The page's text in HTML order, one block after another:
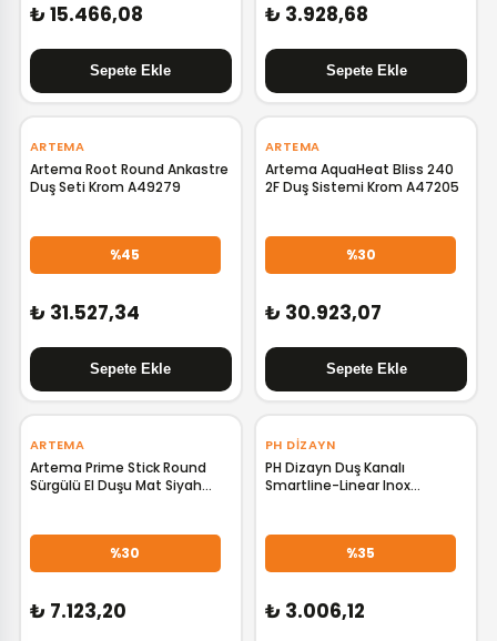
₺ 15.466,08 ₺ 3.928,68
ARTEMA
Artema Root Round Ankastre
Duş Seti Krom A49279
%45
₺ 31.527,34
ARTEMA
Artema AquaHeat Bliss 240
2F Duş Sistemi Krom A47205
%30
₺ 30.923,07
ARTEMA
Artema Prime Stick Round
Sürgülü El Duşu Mat Siyah
%30
₺ 7.123,20
PH DIZAYN
PH Dizayn Duş Kanalı
Smartline-Linear Inox
%35
₺ 3.006,12